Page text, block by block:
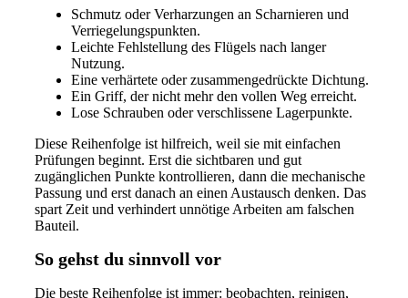
Schmutz oder Verharzungen an Scharnieren und
Verriegelungspunkten.
Leichte Fehlstellung des Flügels nach langer
Nutzung.
Eine verhärtete oder zusammengedrückte Dichtung.
Ein Griff, der nicht mehr den vollen Weg erreicht.
Lose Schrauben oder verschlissene Lagerpunkte.
Diese Reihenfolge ist hilfreich, weil sie mit einfachen
Prüfungen beginnt. Erst die sichtbaren und gut
zugänglichen Punkte kontrollieren, dann die mechanische
Passung und erst danach an einen Austausch denken. Das
spart Zeit und verhindert unnötige Arbeiten am falschen
Bauteil.
So gehst du sinnvoll vor
Die beste Reihenfolge ist immer: beobachten, reinigen,